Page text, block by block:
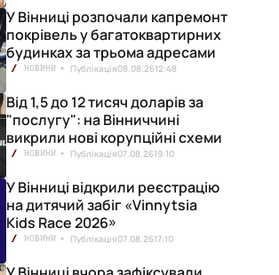
У Вінниці розпочали капремонт
покрівель у багатоквартирних
будинках за трьома адресами
НОВИНИ Публікація08.08.2612:48
Від 1,5 до 12 тисяч доларів за
"послугу": на Вінниччині
викрили нові корупційні схеми
НОВИНИ Публікація07.08.2619:10
У Вінниці відкрили реєстрацію
на дитячий забіг «Vinnytsia
Kids Race 2026»
НОВИНИ Публікація07.08.2617:10